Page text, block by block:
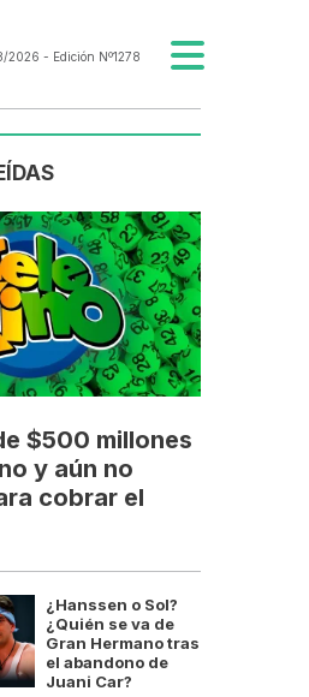
2026 - Edición Nº1278
$500 millones
y aún no
cobrar el
¿Hanssen o Sol?
¿Quién se va de
Gran Hermano tras
el abandono de
Juani Car?